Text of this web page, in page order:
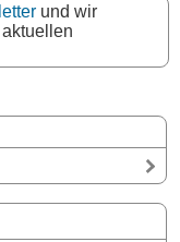
und wir